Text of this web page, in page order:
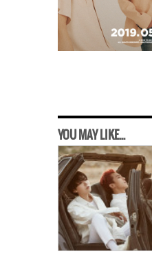
YOU MAY LIKE...